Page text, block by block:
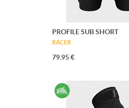
PROFILE SUB SHORT
RACER
79.95 €